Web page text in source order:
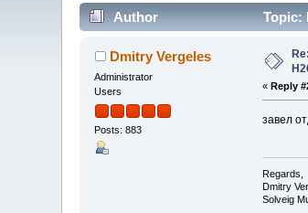
Author Topic:
Dmitry Vergeles
Administrator
Users
Posts: 883
« Reply
завел
Regards,
Dmitry
Solveig